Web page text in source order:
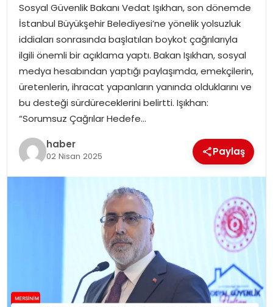
EKONOMI
MAGAZIN
DÜNYA
OTOMOBIL
Sosyal Güvenlik Bakanı Vedat Işıkhan, son dönemde
İstanbul Büyükşehir Belediyesi’ne yönelik yolsuzluk
iddiaları sonrasında başlatılan boykot çağrılarıyla
ilgili önemli bir açıklama yaptı. Bakan Işıkhan, sosyal
medya hesabından yaptığı paylaşımda, emekçilerin,
üretenlerin, ihracat yapanların yanında olduklarını ve
bu desteği sürdüreceklerini belirtti. Işıkhan:
“Sorumsuz Çağrılar Hedefe…
haber
02 Nisan 2025 Paylaş